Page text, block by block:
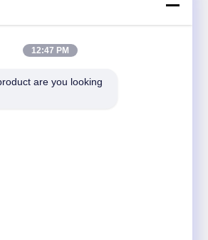
pour des réductions et plus
12:47 PM
are you looking